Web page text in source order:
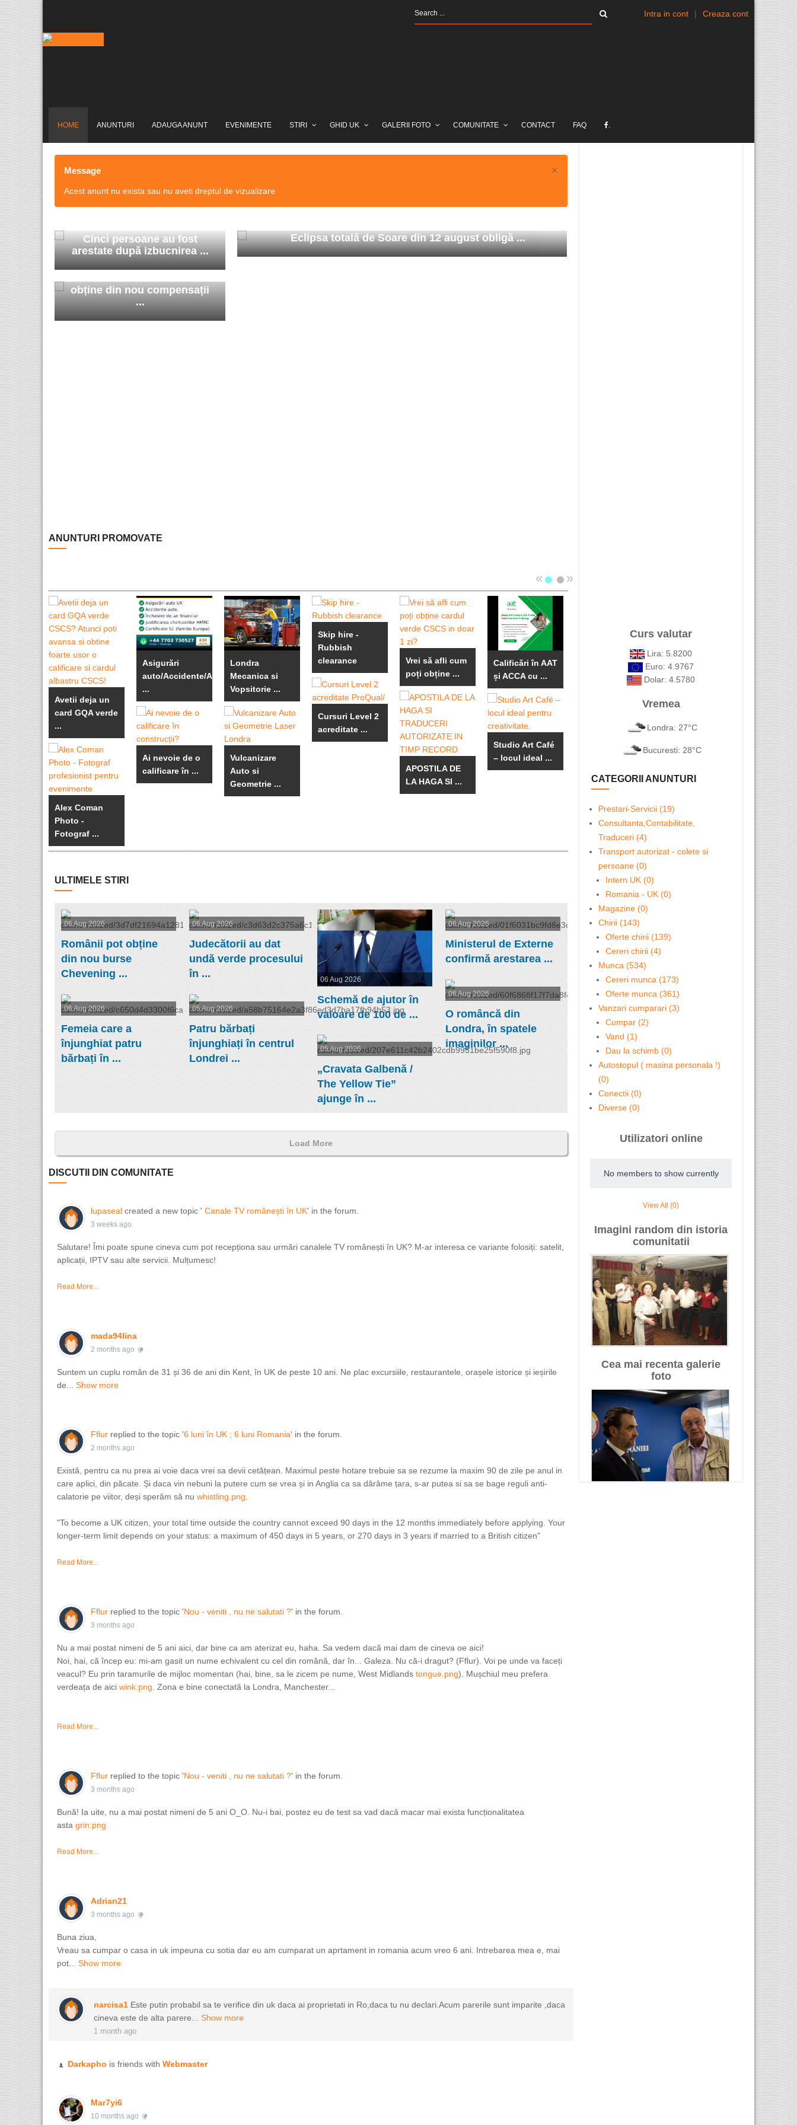
Intra in cont | Creaza cont
HOME ANUNTURI ADAUGA ANUNT EVENIMENTE STIRI GHID UK GALERII FOTO COMUNITATE CONTACT FAQ .
×
Message
Acest anunt nu exista sau nu aveti dreptul de vizualizare
Cinci persoane au fost
arestate după izbucnirea ...
obține din nou compensații
...
Eclipsa totală de Soare din 12 august obligă ...
ANUNTURI PROMOVATE
« »
Avetii deja un
card GQA verde
...
Alex Coman
Photo -
Fotograf ...
Asigurări
auto/Accidente/An
...
Ai nevoie de o
calificare în ...
Londra
Mecanica si
Vopsitorie ...
Vulcanizare
Auto si
Geometrie ...
Skip hire -
Rubbish
clearance
Cursuri Level 2
acreditate ...
Vrei să afli cum
poți obține ...
APOSTILA DE
LA HAGA SI ...
Calificări în AAT
și ACCA cu ...
Studio Art Café
– locul ideal ...
Vopsitorie Auto
calificat si ...
ULTIMELE STIRI
06 Aug 2026
Românii pot obține
din nou burse
Chevening ...
06 Aug 2026
Judecătorii au dat
undă verde procesului
în ...
06 Aug 2026
Schemă de ajutor în
valoare de 100 de ...
06 Aug 2026
Ministerul de Externe
confirmă arestarea ...
06 Aug 2026
O româncă din
Londra, în spatele
imaginilor ...
06 Aug 2026
Femeia care a
înjunghiat patru
bărbați în ...
05 Aug 2026
Patru bărbați
înjunghiați în centrul
Londrei ...
05 Aug 2026
„Cravata Galbenă /
The Yellow Tie”
ajunge în ...
Load More
DISCUTII DIN COMUNITATE
lupasealcreated a new topic ' Canale TV românești în UK' in the forum.
3 weeks ago
Salutare! Îmi poate spune cineva cum pot recepționa sau urmări canalele TV românești în UK? M-ar interesa ce variante folosiți: satelit,
aplicații, IPTV sau alte servicii. Mulțumesc!
Read More...
mada94lina
2 months ago
Suntem un cuplu român de 31 și 36 de ani din Kent, în UK de peste 10 ani. Ne plac excursiile, restaurantele, orașele istorice și ieșirile
de... Show more
Fflurreplied to the topic '6 luni în UK ; 6 luni Romania' in the forum.
2 months ago
Există, pentru ca nu prea ai voie daca vrei sa devii cetățean. Maximul peste hotare trebuie sa se rezume la maxim 90 de zile pe anul in
care aplici, din păcate. Și daca vin nebuni la putere cum se vrea și in Anglia ca sa dărâme țara, s-ar putea si sa se bage reguli anti-
calatorie pe viitor, deși sperăm să nu whistling.png​​​​​​.
"To become a UK citizen, your total time outside the country cannot exceed 90 days in the 12 months immediately before applying. Your
longer-term limit depends on your status: a maximum of 450 days in 5 years, or 270 days in 3 years if married to a British citizen"
Read More...
Fflurreplied to the topic 'Nou - veniti , nu ne salutati ?' in the forum.
3 months ago
Nu a mai postat nimeni de 5 ani aici, dar bine ca am aterizat eu, haha. Sa vedem dacă mai dam de cineva oe aici!
Noi, hai, că încep eu: mi-am gasit un nume echivalent cu cel din română, dar în... Galeza. Nu că-i dragut? (Fflur). Voi pe unde va faceți
veacul? Eu prin taramurile de mijloc momentan (hai, bine, sa le zicem pe nume, West Midlands tongue.png). Mușchiul meu prefera
verdeața de aici wink.png. Zona e bine conectată la Londra, Manchester...
Read More...
Fflurreplied to the topic 'Nou - veniti , nu ne salutati ?' in the forum.
3 months ago
Bună! Ia uite, nu a mai postat nimeni de 5 ani O_O. Nu-i bai, postez eu de test sa vad dacă macar mai exista funcționalitatea
asta grin.png
Read More...
Adrian21
3 months ago
Buna ziua,
Vreau sa cumpar o casa in uk impeuna cu sotia dar eu am cumparat un aprtament in romania acum vreo 6 ani. Intrebarea mea e, mai
pot... Show more
narcisa1 Este putin probabil sa te verifice din uk daca ai proprietati in Ro,daca tu nu declari.Acum parerile sunt imparite ,daca
cineva este de alta parere... Show more
1 month ago
Darkapho is friends with Webmaster
Mar7yi6
10 months ago
Curs valutar
Lira: 5.8200
Euro: 4.9767
Dolar: 4.5780
Vremea
Londra: 27°C
Bucuresti: 28°C
CATEGORII ANUNTURI
Prestari-Servicii (19)
Consultanta,Contabilitate,
Traduceri (4)
Transport autorizat - colete si
persoane (0)
Intern UK (0)
Romania - UK (0)
Magazine (0)
Chirii (143)
Oferte chirii (139)
Cereri chirii (4)
Munca (534)
Cereri munca (173)
Oferte munca (361)
Vanzari cumparari (3)
Cumpar (2)
Vand (1)
Dau la schimb (0)
Autostopul ( masina personala !)
(0)
Conectii (0)
Diverse (0)
Utilizatori online
No members to show currently
View All (0)
Imagini random din istoria
comunitatii
Cea mai recenta galerie
foto